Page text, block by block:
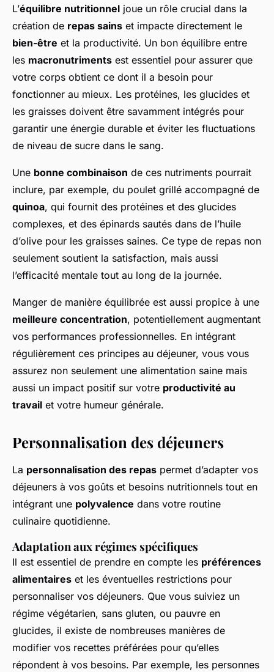
L’équilibre nutritionnel joue un rôle crucial dans la
création de repas sains et impacte directement le
bien-être et la productivité. Un bon équilibre entre
les macronutriments est essentiel pour assurer que
votre corps obtient ce dont il a besoin pour
fonctionner au mieux. Les protéines, les glucides et
les graisses doivent être savamment intégrés pour
garantir une énergie durable et éviter les fluctuations
de niveau de sucre dans le sang.
Une bonne combinaison de ces nutriments pourrait
inclure, par exemple, du poulet grillé accompagné de
quinoa, qui fournit des protéines et des glucides
complexes, et des épinards sautés dans de l’huile
d’olive pour les graisses saines. Ce type de repas non
seulement soutient la satisfaction, mais aussi
l’efficacité mentale tout au long de la journée.
Manger de manière équilibrée est aussi propice à une
meilleure concentration, potentiellement augmentant
vos performances professionnelles. En intégrant
régulièrement ces principes au déjeuner, vous vous
assurez non seulement une alimentation saine mais
aussi un impact positif sur votre productivité au
travail et votre humeur générale.
Personnalisation des déjeuners
La personnalisation des repas permet d’adapter vos
déjeuners à vos goûts et besoins nutritionnels tout en
intégrant une polyvalence dans votre routine
culinaire quotidienne.
Adaptation aux régimes spécifiques
Il est essentiel de prendre en compte les préférences
alimentaires et les éventuelles restrictions pour
personnaliser vos déjeuners. Que vous suiviez un
régime végétarien, sans gluten, ou pauvre en
glucides, il existe de nombreuses manières de
modifier vos recettes préférées pour qu’elles
répondent à vos besoins. Par exemple, les personnes